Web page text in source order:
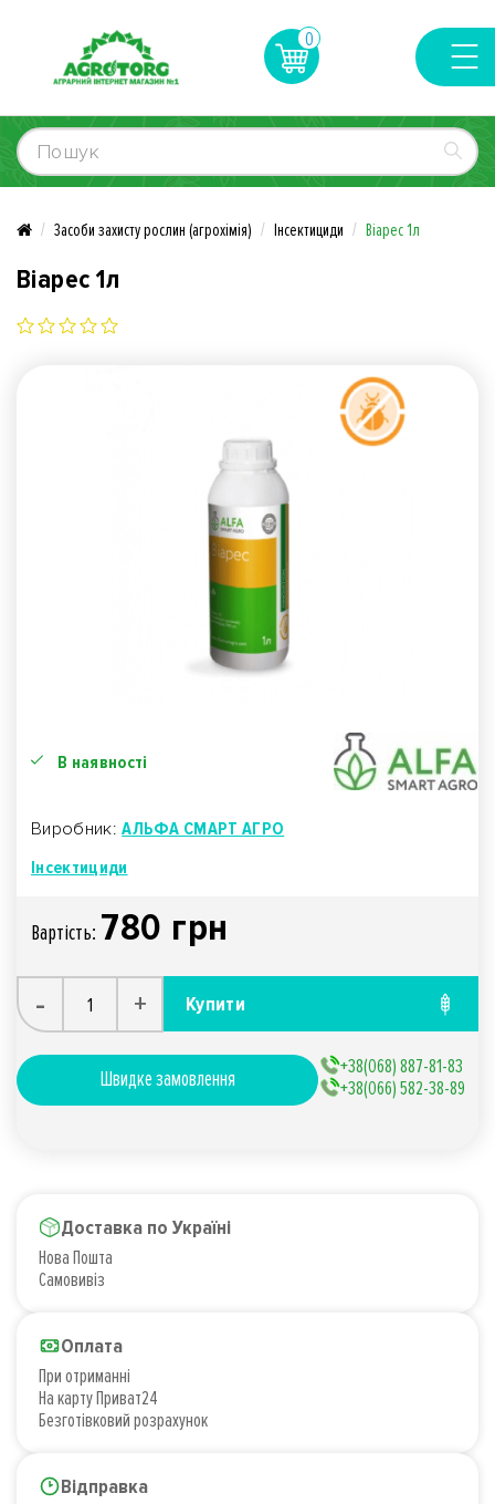
0
Засоби захисту рослин (агрохімія) Інсектициди Віарес 1л
Віарес 1л
В наявності
Виробник:АЛЬФА СМАРТ АГРО
Інсектициди
Вартiсть: 780 грн
- + Купити
Швидке замовлення
+38(068) 887-81-83
+38(066) 582-38-89
Доставка по Україні
Нова Пошта
Самовивіз
Оплата
При отриманні
На карту Приват24
Безготівковий розрахунок
Відправка